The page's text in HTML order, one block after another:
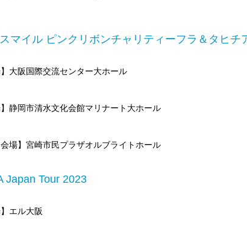
マイル ピンクリボンチャリティーフラ＆タヒチ
大阪国際交流センター大ホール
静岡市清水文化会館マリナート大ホール
場】宮崎市民プラザオルブライトホール
Japan Tour 2023
エル大阪